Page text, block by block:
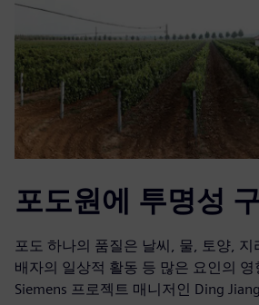
포도원에 투명성
포도 하나의 품질은 날씨, 물, 토양, 지
배자의 일상적 활동 등 많은 요인의
Siemens 프로젝트 매니저인 Ding